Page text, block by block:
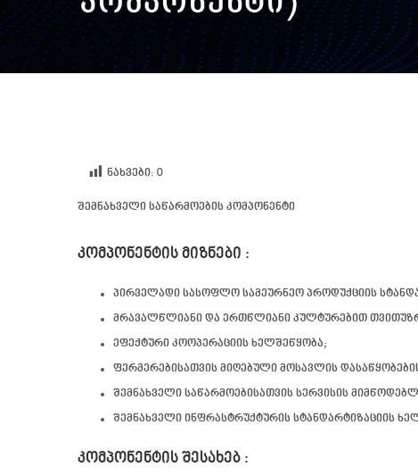
ნახვები: 0
შემნახველი საწარმოების კომპონენტი
კომპონენტის მიზნები :
პირველადი სასოფლო სამეურნეო პროდუქციის
მრავალწლიანი და ერთწლიანი კულტურებით
ეფექტური კოოპერაციის ხელშეწყობა;
ფერმერებისათვის მიღებული მოსავლის
შემნახველი საწარმოებისათვის სერვისის
შემნახველი ინფრასტრუქტურის სტანდარტიზაციის
კომპონენტის შესახებ :